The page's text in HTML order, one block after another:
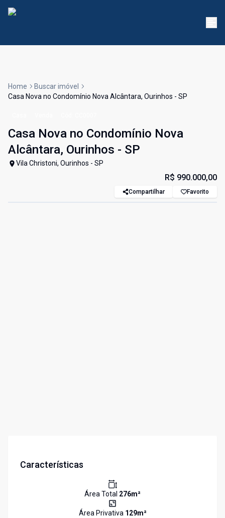
Home
Buscar imóvel
Casa Nova no Condomínio Nova Alcântara, Ourinhos - SP
Casa Nova no Condomínio Nova
Alcântara, Ourinhos - SP
Vila Christoni, Ourinhos - SP
R$ 990.000,00
Compartilhar Favorito
Características
Área Total 276m²
Área Privativa 129m²